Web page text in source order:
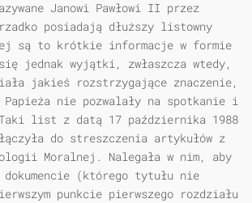
Janowi Pawłowi II przez
posiadają dłuższy listowny
są to krótkie informacje w formie
jednak wyjątki, zwłaszcza wtedy,
jakieś rozstrzygające znaczenie,
nie pozwalały na spotkanie i
Taki list z datą 17 października 1988
do streszczenia artykułów z
Moralnej. Nalegała w nim, aby
dokumencie (którego tytułu nie
punkcie pierwszego rozdziału